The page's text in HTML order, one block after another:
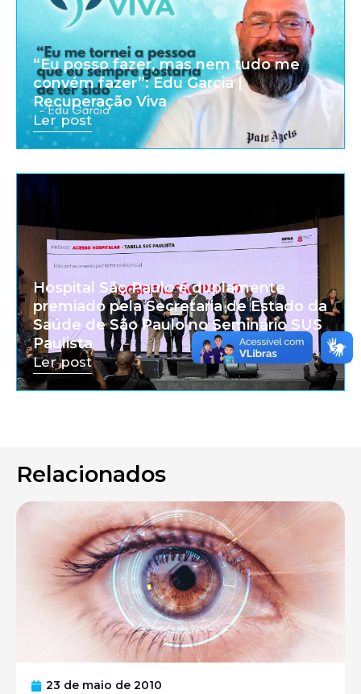
“Eu posso fazer, mas nem tudo me
convém fazer”: Edu Garcia |
Recuperação Viva
Ler post
Hospital São Paulo é duplamente
premiado pela Secretaria de Estado da
Saúde de São Paulo no Seminário SUS
Paulista
Ler post
Relacionados
23 de maio de 2010